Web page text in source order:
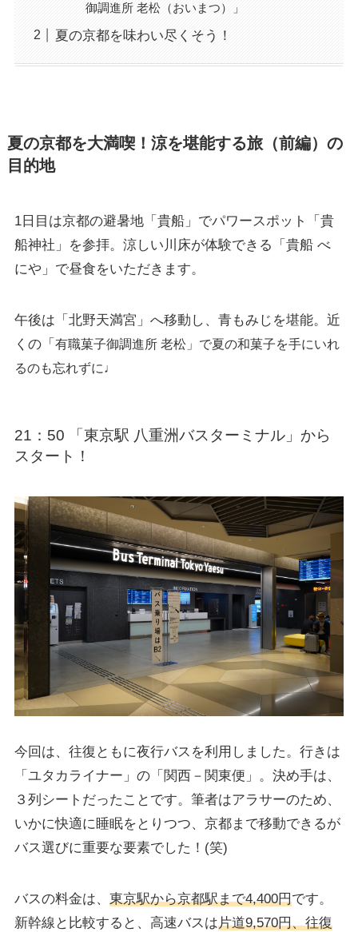
御調進所 老松（おいまつ）」
夏の京都を味わい尽くそう！
夏の京都を大満喫！涼を堪能する旅（前編）の
目的地
1日目は京都の避暑地「貴船」でパワースポット「貴
船神社」を参拝。涼しい川床が体験できる「貴船 べ
にや」で昼食をいただきます。
午後は「北野天満宮」へ移動し、青もみじを堪能。近
くの「 有職菓子御調進所 老松」で夏の和菓子を手にいれ
るのも忘れずに♩
21：50 「東京駅 八重洲バスターミナル」から
スタート！
今回は、往復ともに夜行バスを利用しました。行きは
「ユタカライナー」の「関西－関東便」。決め手は、
３列シートだったことです。筆者はアラサーのため、
いかに快適に睡眠をとりつつ、京都まで移動できるが
バス選びに重要な要素でした！(笑)
バスの料金は、 東京駅から京都駅まで4,400円です。
新幹線と比較すると、高速バスは片道9,570円、往復